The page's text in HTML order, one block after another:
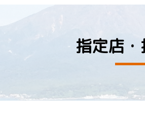
指定店